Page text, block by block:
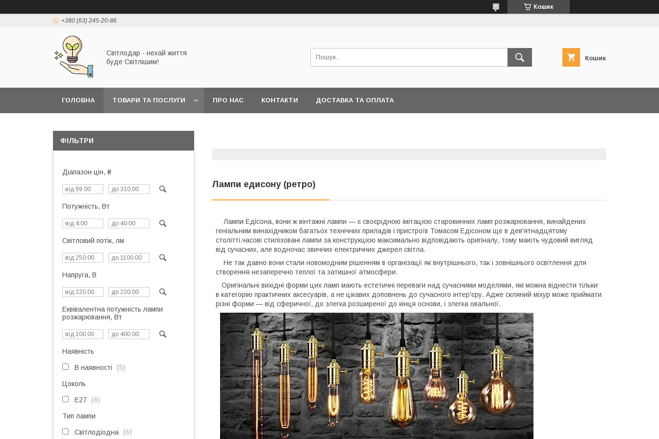
Кошик
+380 (63) 245-20-86
Світлодар - нехай життя
буде Світлішим!
Кошик
ГОЛОВНА ТОВАРИ ТА ПОСЛУГИ ПРО НАС КОНТАКТИ ДОСТАВКА ТА ОПЛАТА
Лампи едисону (ретро)
Лампи Едісона, вони ж вінтажні лампи — є своєрідною імітацією старовинних ламп розжарювання, винайдених
геніальним винахідником багатьох технічних приладів і пристроїв Томасом Едісоном ще в дев'ятнадцятому
столітті.часові стилізовані лампи за конструкцією максимально відповідають оригіналу, тому мають чудовий вигляд
від сучасних, але водночас звичних електричних джерел світла.
Не так давно вони стали новомодним рішенням в організації як внутрішнього, так і зовнішнього освітлення для
створення незаперечно теплої та затишної атмосфери.
Оригінальні вихідні форми цих ламп мають естетичні переваги над сучасними моделями, які можна віднести тільки
в категорію практичних аксесуарів, а не цікавих доповнень до сучасного інтер'єру. Адже скляний міхур може приймати
різні форми — від сферичної, до злегка розширеної до кінця основи, і злегка овальної.
ФІЛЬТРИ
Діапазон цін, ₴
Потужність, Вт
Світловий потік, лм
Напруга, В
Еквівалентна потужність лампи
розжарювання, Вт
Наявність
В наявності 5
Цоколь
E27 8
Тип лампи
Світлодіодна 6